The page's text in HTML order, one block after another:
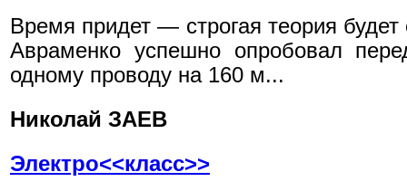
Время придет — строгая теория
Авраменко успешно опробовал
одному проводу на 160 м...
Николай ЗАЕВ
Электро<<класс>>